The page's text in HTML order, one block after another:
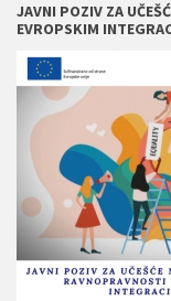
JAVNI POZIV ZA
EVROPSKIM